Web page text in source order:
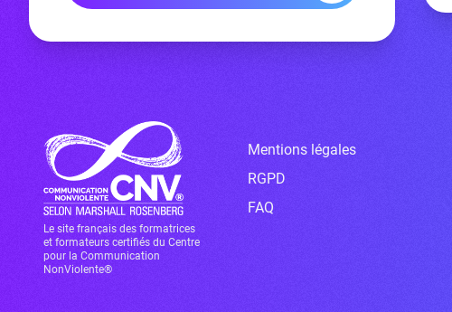
Le site français des formatrices
et formateurs certifiés du Centre
pour la Communication
NonViolente®
Mentions légales
RGPD
FAQ